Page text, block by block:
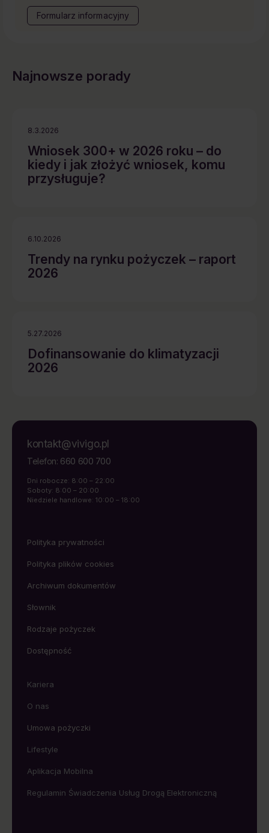
Formularz informacyjny
Najnowsze porady
8.3.2026
Wniosek 300+ w 2026 roku – do
kiedy i jak złożyć wniosek, komu
przysługuje?
6.10.2026
Trendy na rynku pożyczek – raport
2026
5.27.2026
Dofinansowanie do klimatyzacji
2026
kontakt@vivigo.pl
Telefon: 660 600 700
Dni robocze: 8:00 – 22:00
Soboty: 8:00 – 20:00
Niedziele handlowe: 10:00 – 18:00
Polityka prywatności
Polityka plików cookies
Archiwum dokumentów
Słownik
Rodzaje pożyczek
Dostępność
Kariera
O nas
Umowa pożyczki
Lifestyle
Aplikacja Mobilna
Regulamin Świadczenia Usług Drogą Elektroniczną